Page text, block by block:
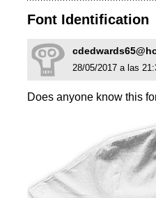
Font Identification
28/05/2017 a las
Does anyone know this